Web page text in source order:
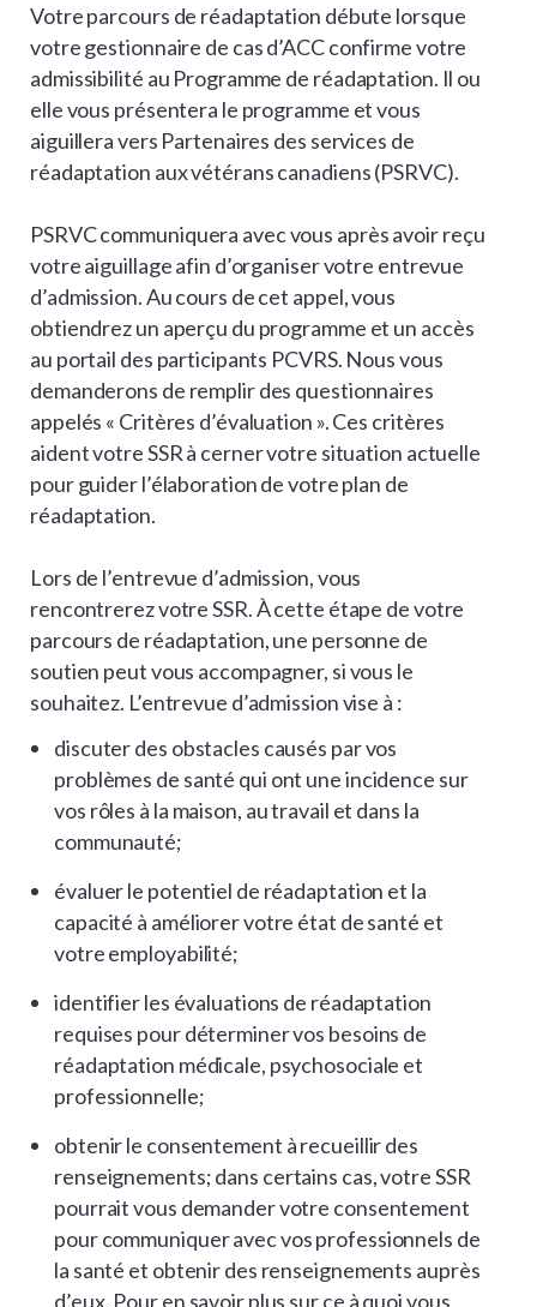
Votre parcours de réadaptation débute lorsque
votre gestionnaire de cas d’ACC confirme votre
admissibilité au Programme de réadaptation. Il ou
elle vous présentera le programme et vous
aiguillera vers Partenaires des services de
réadaptation aux vétérans canadiens (PSRVC).
PSRVC communiquera avec vous après avoir reçu
votre aiguillage afin d’organiser votre entrevue
d’admission. Au cours de cet appel, vous
obtiendrez un aperçu du programme et un accès
au portail des participants PCVRS. Nous vous
demanderons de remplir des questionnaires
appelés « Critères d’évaluation ». Ces critères
aident votre SSR à cerner votre situation actuelle
pour guider l’élaboration de votre plan de
réadaptation.
Lors de l’entrevue d’admission, vous
rencontrerez votre SSR. À cette étape de votre
parcours de réadaptation, une personne de
soutien peut vous accompagner, si vous le
souhaitez. L’entrevue d’admission vise à :
discuter des obstacles causés par vos
problèmes de santé qui ont une incidence sur
vos rôles à la maison, au travail et dans la
communauté;
évaluer le potentiel de réadaptation et la
capacité à améliorer votre état de santé et
votre employabilité;
identifier les évaluations de réadaptation
requises pour déterminer vos besoins de
réadaptation médicale, psychosociale et
professionnelle;
obtenir le consentement à recueillir des
renseignements; dans certains cas, votre SSR
pourrait vous demander votre consentement
pour communiquer avec vos professionnels de
la santé et obtenir des renseignements auprès
d’eux. Pour en savoir plus sur ce à quoi vous